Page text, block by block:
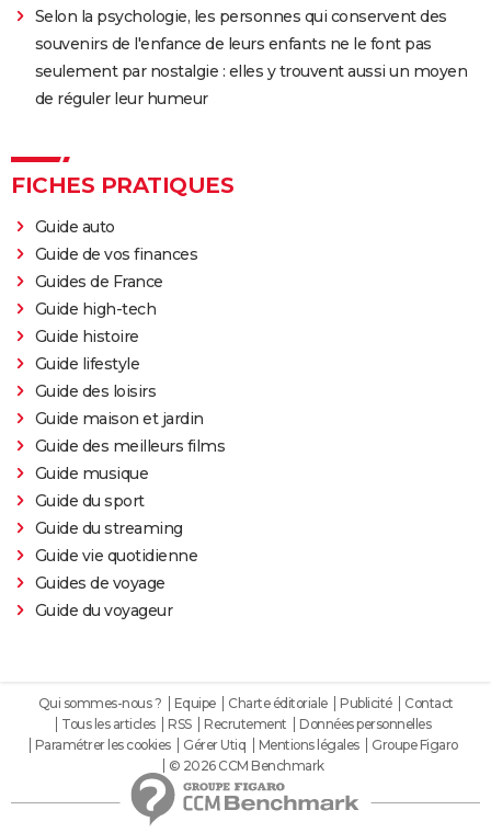
Selon la psychologie, les personnes qui conservent des
souvenirs de l'enfance de leurs enfants ne le font pas
seulement par nostalgie : elles y trouvent aussi un moyen
de réguler leur humeur
FICHES PRATIQUES
Guide auto
Guide de vos finances
Guides de France
Guide high-tech
Guide histoire
Guide lifestyle
Guide des loisirs
Guide maison et jardin
Guide des meilleurs films
Guide musique
Guide du sport
Guide du streaming
Guide vie quotidienne
Guides de voyage
Guide du voyageur
Qui sommes-nous ? Equipe Charte éditoriale Publicité
Contact
Tous les articles
RSS Recrutement
Données personnelles
Paramétrer les cookies
Gérer Utiq Mentions légales
Groupe Figaro
© 2026 CCM Benchmark